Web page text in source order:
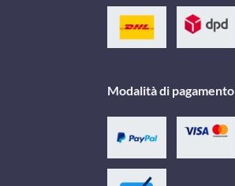
Modalità di pagamento